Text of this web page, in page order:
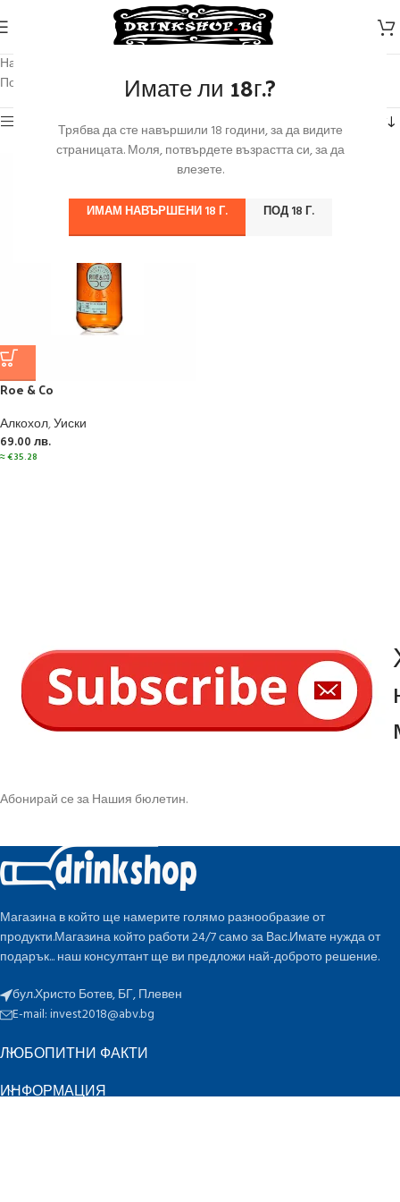
Имате ли 18г.?
Трябва да сте навършили 18 години, за да видите
страницата. Моля, потвърдете възрастта си, за да
влезете.
ИМАМ НАВЪРШЕНИ 18 Г. ПОД 18 Г.
Начало
Показване на единствения резултат
Категории
Roe & Co
Алкохол,Уиски
69.00 лв.
≈€35.28
Абонирай се за Нашия бюлетин.
Магазина в който ще намерите голямо разнообразие от
продукти.Магазина който работи 24/7 само за Вас.Имате нужда от
подарък... наш консултант ще ви предложи най-доброто решение.
бул.Христо Ботев, БГ, Плевен
E-mail:invest2018@abv.bg
ЛЮБОПИТНИ ФАКТИ
ИНФОРМАЦИЯ